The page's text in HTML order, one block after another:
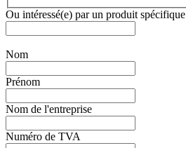
Ou intéressé(e) par un produit spécifique
Nom
Prénom
Nom de l'entreprise
Numéro de TVA